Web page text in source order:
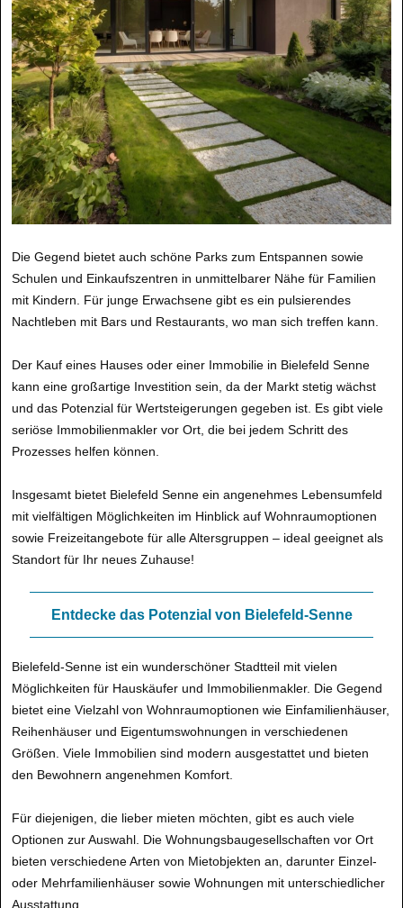
Die Gegend bietet auch schöne Parks zum Entspannen sowie
Schulen und Einkaufszentren in unmittelbarer Nähe für Familien
mit Kindern. Für junge Erwachsene gibt es ein pulsierendes
Nachtleben mit Bars und Restaurants, wo man sich treffen kann.
Der Kauf eines Hauses oder einer Immobilie in Bielefeld Senne
kann eine großartige Investition sein, da der Markt stetig wächst
und das Potenzial für Wertsteigerungen gegeben ist. Es gibt viele
seriöse Immobilienmakler vor Ort, die bei jedem Schritt des
Prozesses helfen können.
Insgesamt bietet Bielefeld Senne ein angenehmes Lebensumfeld
mit vielfältigen Möglichkeiten im Hinblick auf Wohnraumoptionen
sowie Freizeitangebote für alle Altersgruppen – ideal geeignet als
Standort für Ihr neues Zuhause!
Entdecke das Potenzial von Bielefeld-Senne
Bielefeld-Senne ist ein wunderschöner Stadtteil mit vielen
Möglichkeiten für Hauskäufer und Immobilienmakler. Die Gegend
bietet eine Vielzahl von Wohnraumoptionen wie Einfamilienhäuser,
Reihenhäuser und Eigentumswohnungen in verschiedenen
Größen. Viele Immobilien sind modern ausgestattet und bieten
den Bewohnern angenehmen Komfort.
Für diejenigen, die lieber mieten möchten, gibt es auch viele
Optionen zur Auswahl. Die Wohnungsbaugesellschaften vor Ort
bieten verschiedene Arten von Mietobjekten an, darunter Einzel-
oder Mehrfamilienhäuser sowie Wohnungen mit unterschiedlicher
Ausstattung.